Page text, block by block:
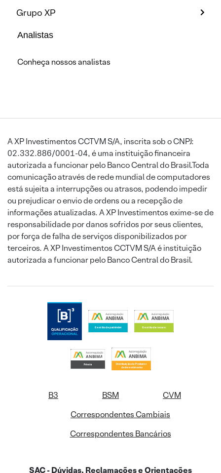
Grupo XP
Analistas
Conheça nossos analistas
A XP Investimentos CCTVM S/A, inscrita sob o CNPJ:
02.332.886/0001-04, é uma instituição financeira
autorizada a funcionar pelo Banco Central do Brasil.Toda
comunicação através de rede mundial de computadores
está sujeita a interrupções ou atrasos, podendo impedir
ou prejudicar o envio de ordens ou a recepção de
informações atualizadas. A XP Investimentos exime-se de
responsabilidade por danos sofridos por seus clientes,
por força de falha de serviços disponibilizados por
terceiros. A XP Investimentos CCTVM S/A é instituição
autorizada a funcionar pelo Banco Central do Brasil.
B3 BSM
CVM
Correspondentes Cambiais
Correspondentes Bancários
SAC - Dúvidas, Reclamações e Orientações